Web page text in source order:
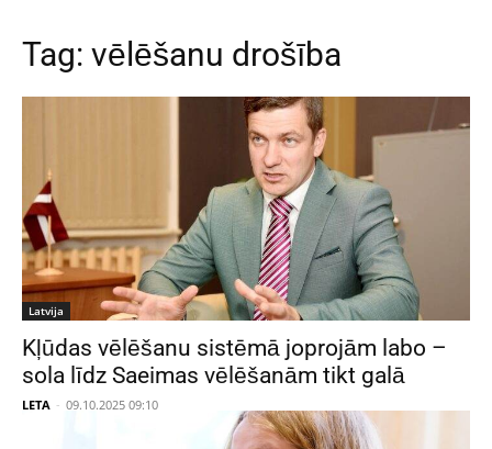
Tag: vēlēšanu drošība
Latvija
Kļūdas vēlēšanu sistēmā joprojām labo –
sola līdz Saeimas vēlēšanām tikt galā
LETA - 09.10.2025 09:10